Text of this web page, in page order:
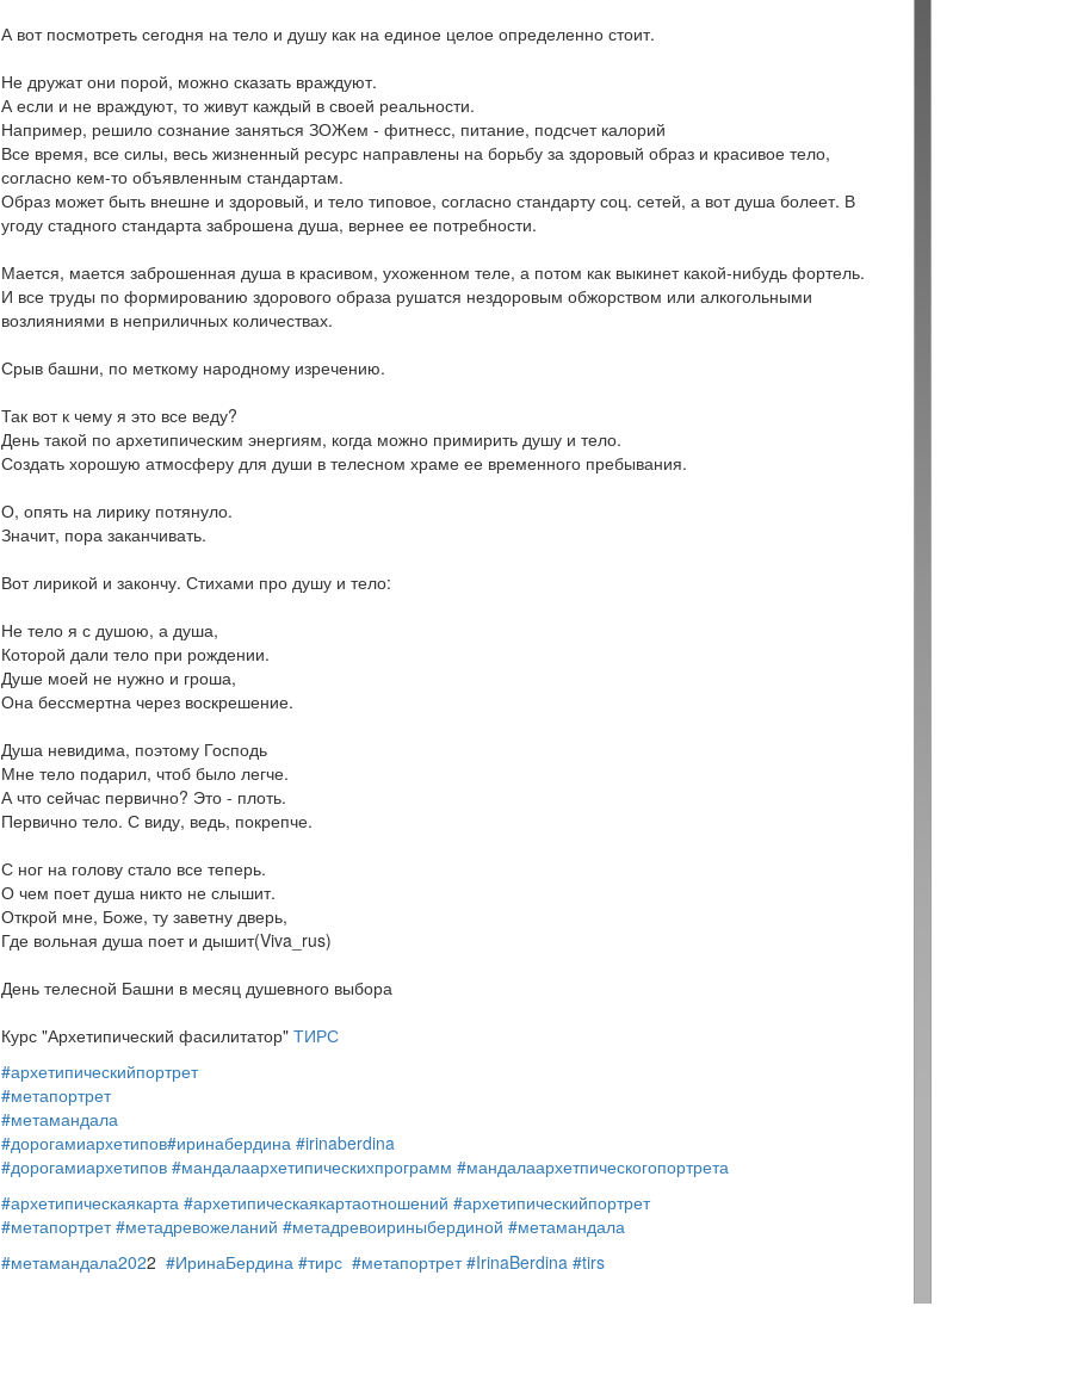
А вот посмотреть сегодня на тело и душу как на единое целое определенно стоит.
Не дружат они порой, можно сказать враждуют.
А если и не враждуют, то живут каждый в своей реальности.
Например, решило сознание заняться ЗОЖем - фитнесс, питание, подсчет калорий
Все время, все силы, весь жизненный ресурс направлены на борьбу за здоровый образ и красивое тело,
согласно кем-то объявленным стандартам.
Образ может быть внешне и здоровый, и тело типовое, согласно стандарту соц. сетей, а вот душа болеет. В
угоду стадного стандарта заброшена душа, вернее ее потребности.
Мается, мается заброшенная душа в красивом, ухоженном теле, а потом как выкинет какой-нибудь фортель.
И все труды по формированию здорового образа рушатся нездоровым обжорством или алкогольными
возлияниями в неприличных количествах.
Срыв башни, по меткому народному изречению.
Так вот к чему я это все веду?
День такой по архетипическим энергиям, когда можно примирить душу и тело.
Создать хорошую атмосферу для души в телесном храме ее временного пребывания.
О, опять на лирику потянуло.
Значит, пора заканчивать.
Вот лирикой и закончу. Стихами про душу и тело:
Не тело я с душою, а душа,
Которой дали тело при рождении.
Душе моей не нужно и гроша,
Она бессмертна через воскрешение.
Душа невидима, поэтому Господь
Мне тело подарил, чтоб было легче.
А что сейчас первично? Это - плоть.
Первично тело. С виду, ведь, покрепче.
С ног на голову стало все теперь.
О чем поет душа никто не слышит.
Открой мне, Боже, ту заветну дверь,
Где вольная душа поет и дышит(Viva_rus)
День телесной Башни в месяц душевного выбора
Курс "Архетипический фасилитатор" ТИРС
#архетипическийпортрет
#метапортрет
#метамандала
#дорогамиархетипов#иринабердина #irinaberdina
#дорогамиархетипов #мандалаархетипическихпрограмм #мандалаархетпическогопортрета
#архетипическаякарта #архетипическаякартаотношений #архетипическийпортрет
#метапортрет #метадревожеланий #метадревоириныбердиной #метамандала
#метамандала2022 #ИринаБердина #тирс #метапортрет #IrinaBerdina #tirs